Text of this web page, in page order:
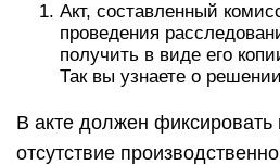
Акт, составленный
проведения
получить в виде его
Так вы узнаете о
В акте должен фиксировать
отсутствие